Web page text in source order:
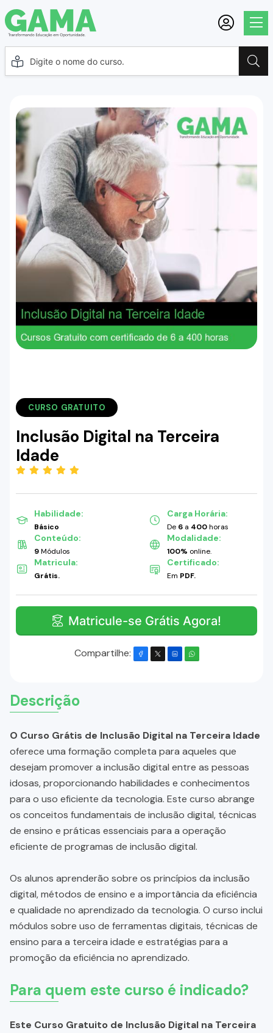
CURSO GRATUITO
Inclusão Digital na Terceira
Idade
Habilidade:
Básico
Carga Horária:
De 6 a 400horas
Conteúdo:
9Módulos
Modalidade:
100% online.
Matricula:
Grátis.
Certificado:
Em PDF.
Matricule-se Grátis Agora!
Compartilhe:
Descrição
O Curso Grátis de Inclusão Digital na Terceira Idade
oferece uma formação completa para aqueles que
desejam promover a inclusão digital entre as pessoas
idosas, proporcionando habilidades e conhecimentos
para o uso eficiente da tecnologia. Este curso abrange
os conceitos fundamentais de inclusão digital, técnicas
de ensino e práticas essenciais para a operação
eficiente de programas de inclusão digital.
Os alunos aprenderão sobre os princípios da inclusão
digital, métodos de ensino e a importância da eficiência
e qualidade no aprendizado da tecnologia. O curso inclui
módulos sobre uso de ferramentas digitais, técnicas de
ensino para a terceira idade e estratégias para a
promoção da eficiência no aprendizado.
Para quem este curso é indicado?
Este Curso Gratuito de Inclusão Digital na Terceira